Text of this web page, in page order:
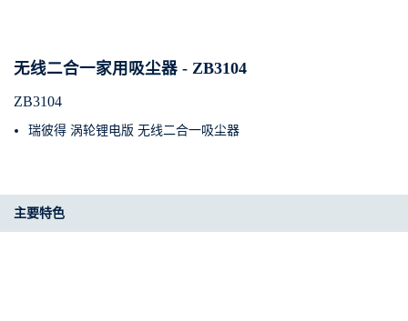
无线二合一家用吸尘器 - ZB3104
ZB3104
瑞彼得 涡轮锂电版 无线二合一吸尘器
主要特色